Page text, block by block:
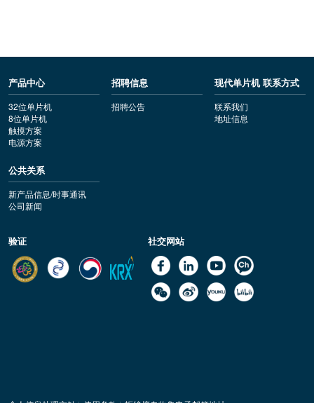
产品中心
32位单片机
8位单片机
触摸方案
电源方案
招聘信息
招聘公告
现代单片机 联系方式
联系我们
地址信息
公共关系
新产品信息/时事通讯
公司新闻
验证 社交网站